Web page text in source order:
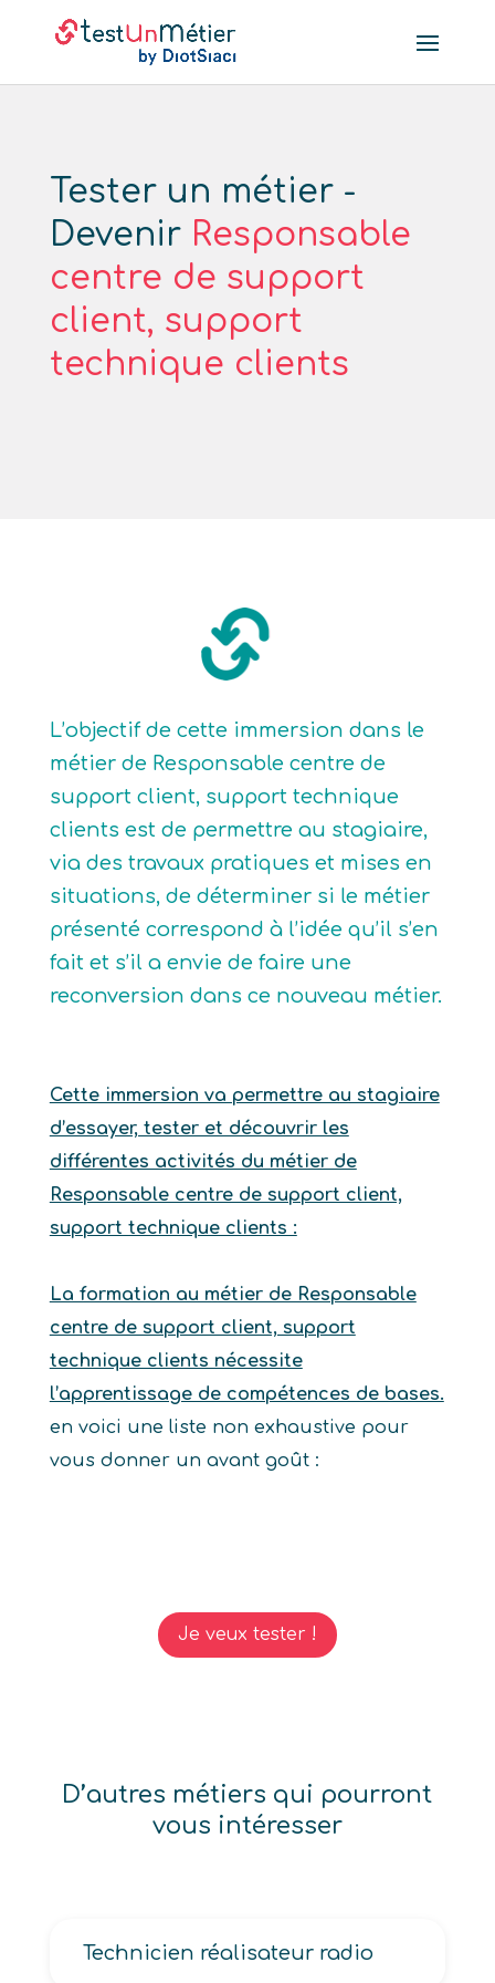
Tester un métier -
Devenir Responsable
centre de support
client, support
technique clients
L’objectif de cette immersion dans le
métier de Responsable centre de
support client, support technique
clients est de permettre au stagiaire,
via des travaux pratiques et mises en
situations, de déterminer si le métier
présenté correspond à l’idée qu’il s’en
fait et s’il a envie de faire une
reconversion dans ce nouveau métier.
Cette immersion va permettre au stagiaire
d’essayer, tester et découvrir les
différentes activités du métier de
Responsable centre de support client,
support technique clients :
La formation au métier de Responsable
centre de support client, support
technique clients nécessite
l’apprentissage de compétences de bases.
en voici une liste non exhaustive pour
vous donner un avant goût :
Je veux tester !
D’autres métiers qui pourront
vous intéresser
Technicien réalisateur radio